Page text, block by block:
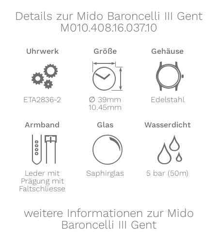
Details zur Mido Baroncelli III Gent
M010.408.16.037.10
Uhrwerk
v
ETA2836-2
Größe
Z
∅ 39mm
10.45mm
Gehäuse
w
Edelstahl
Armband
x
Leder mit
Prägung mit
Faltschliesse
Glas
y
Saphirglas
Wasserdicht
z
5 bar (50m)
weitere Informationen zur Mido
Baroncelli III Gent